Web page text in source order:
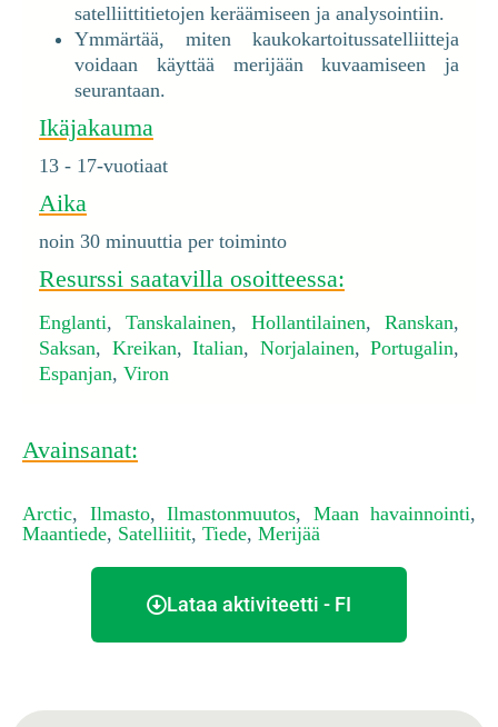
satelliittitietojen keräämiseen ja analysointiin.
Ymmärtää, miten kaukokartoitussatelliitteja
voidaan käyttää merijään kuvaamiseen ja
seurantaan.
Ikäjakauma
13 - 17-vuotiaat
Aika
noin 30 minuuttia per toiminto
Resurssi saatavilla osoitteessa:
Englanti,Tanskalainen, Hollantilainen,Ranskan,
Saksan, Kreikan, Italian, Norjalainen, Portugalin,
Espanjan, Viron
Avainsanat:
Arctic, Ilmasto, Ilmastonmuutos, Maan havainnointi,
Maantiede, Satelliitit, Tiede, Merijää
Lataa aktiviteetti - FI